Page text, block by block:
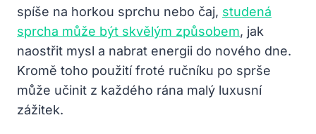
spíše na horkou sprchu nebo čaj, studená
sprcha může být skvělým způsobem, jak
naostřit mysl a nabrat energii do nového dne.
Kromě toho použití froté ručníku po sprše
může učinit z každého rána malý luxusní
zážitek.